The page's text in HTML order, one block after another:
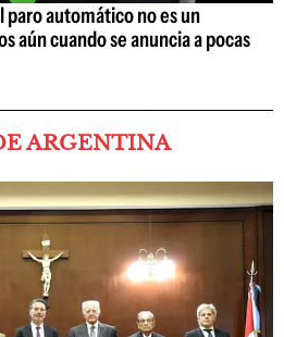
paro automático no es un
aún cuando se anuncia a pocas
ARGENTINA